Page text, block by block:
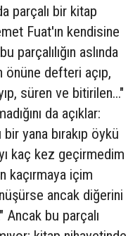
parçalı bir kitap
Fuat'ın kendisine
parçalılığın aslında
önüne defteri açıp,
süren ve bitirilen..."
da açıklar:
yana bırakıp öykü
kaç kez geçirmedim
kaçırmaya içim
ancak diğerini
bu parçalı